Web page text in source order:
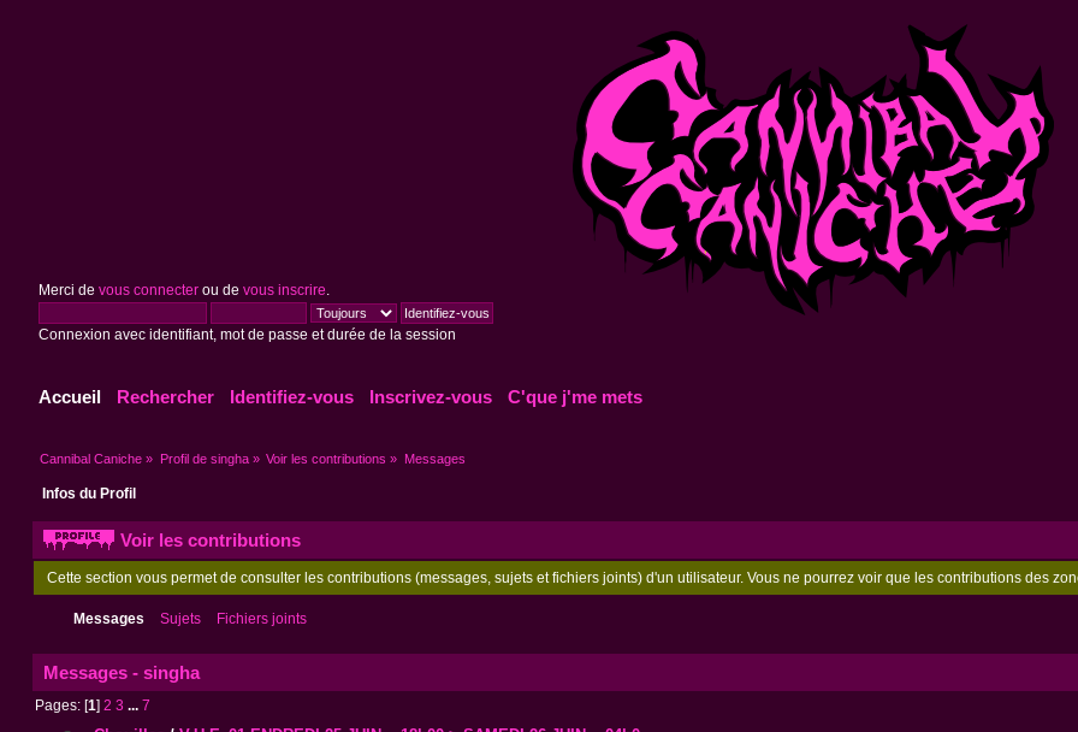
Merci de vous connecterou de vous inscrire
Connexion avec identifiant, mot de passe et durée de la session
Accueil Rechercher Identifiez-vous Inscrivez-vous C'que j'me mets
Cannibal Caniche » Profil de singha» Voir les contributions » Messages
Infos du Profil
Voir les contributions
Cette section vous permet de consulter les contributions (messages, sujets et fichiers joints) d'un utilisateur. Vous ne pourrez voir que les contributions des
Messages Sujets Fichiers joints
Messages - singha
Pages: [1]2 3 ...7